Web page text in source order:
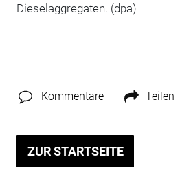
Dieselaggregaten. (dpa)
Kommentare Teilen
ZUR STARTSEITE